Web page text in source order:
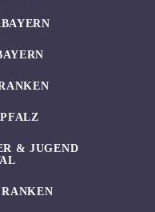
& JUGEND